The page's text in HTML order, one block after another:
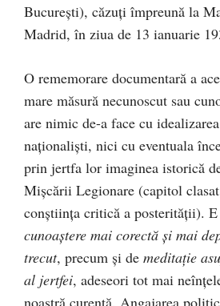
Bucureşti), căzuţi împreună la
Madrid, în ziua de 13 ianuarie
O rememorare documentară a
mare măsură necunoscut sau
are nimic de-a face cu
naţionalişti, nici cu eventuala
prin jertfa lor imaginea istorică
Mişcării Legionare (capitol
conştiinţa critică a posterităţii).
cunoaştere mai corectă şi mai
trecut, precum şi de meditaţie
al jertfei, adeseori tot mai